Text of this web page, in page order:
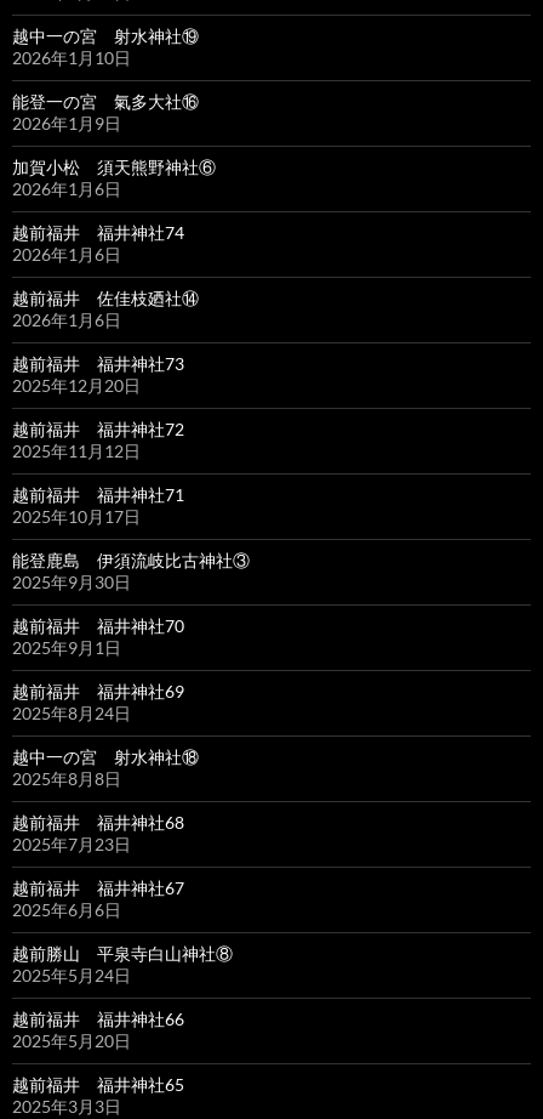
越中一の宮 射水神社⑲
2026年1月10日
能登一の宮 氣多大社⑯
2026年1月9日
加賀小松 須天熊野神社⑥
2026年1月6日
越前福井 福井神社74
2026年1月6日
越前福井 佐佳枝廼社⑭
2026年1月6日
越前福井 福井神社73
2025年12月20日
越前福井 福井神社72
2025年11月12日
越前福井 福井神社71
2025年10月17日
能登鹿島 伊須流岐比古神社③
2025年9月30日
越前福井 福井神社70
2025年9月1日
越前福井 福井神社69
2025年8月24日
越中一の宮 射水神社⑱
2025年8月8日
越前福井 福井神社68
2025年7月23日
越前福井 福井神社67
2025年6月6日
越前勝山 平泉寺白山神社⑧
2025年5月24日
越前福井 福井神社66
2025年5月20日
越前福井 福井神社65
2025年3月3日